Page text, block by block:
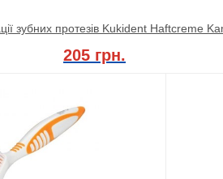
зубних протезів Kukident Haftcreme
205 грн.